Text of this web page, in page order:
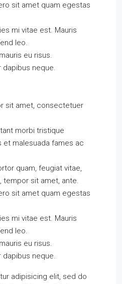
sit amet quam egestas
mi vitae est. Mauris
leo.
eu risus.
dapibus neque.
sit amet, consectetuer
morbi tristique
et malesuada fames ac
quam, feugiat vitae,
tempor sit amet, ante.
sit amet quam egestas
mi vitae est. Mauris
leo.
eu risus.
dapibus neque.
adipisicing elit, sed do